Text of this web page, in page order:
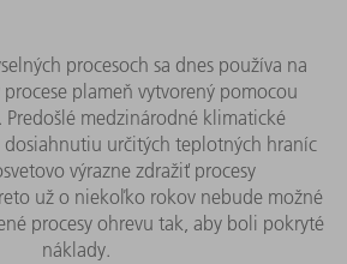
procesoch sa dnes používa na
plameň vytvorený pomocou
medzinárodné klimatické
dosiahnutiu určitých teplotných hraníc
výrazne zdražiť procesy
už o niekoľko rokov nebude možné
procesy ohrevu tak, aby boli pokryté
náklady.